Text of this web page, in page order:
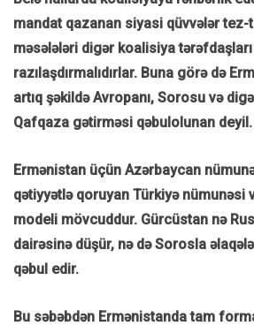
mandat qazanan siyasi qüvvələr
məsələləri digər koalisiya
razılaşdırmalıdırlar. Buna görə də
artıq şəkildə Avropanı, Sorosu və
Qafqaza gətirməsi qəbulolunan deyil.
Ermənistan üçün Azərbaycan
qətiyyətlə qoruyan Türkiyə nümunəsi
modeli mövcuddur. Gürcüstan nə
dairəsinə düşür, nə də Sorosla
qəbul edir.
Bu səbəbdən Ermənistanda tam